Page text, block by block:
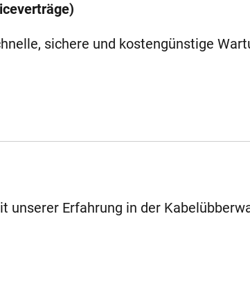
sichere und kostengünstige
unserer Erfahrung in der